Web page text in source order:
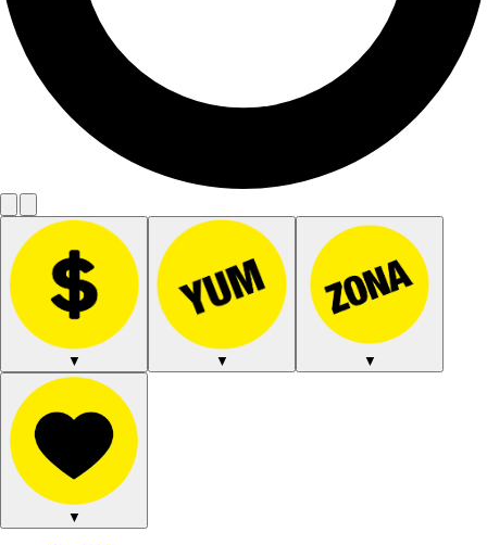
▼ ▼ ▼
▼